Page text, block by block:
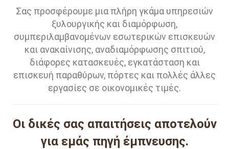
Σας προσφέρουμε μια πλήρη γκάμα υπηρεσιών
ξυλουργικής και διαμόρφωση,
συμπεριλαμβανομένων εσωτερικών επισκευών
και ανακαίνισης, αναδιαμόρφωσης σπιτιού,
διάφορες κατασκευές, εγκατάσταση και
επισκευή παραθύρων, πόρτες και πολλές άλλες
εργασίες σε οικονομικές τιμές.
Οι δικές σας απαιτήσεις αποτελούν
για εμάς πηγή έμπνευσης.